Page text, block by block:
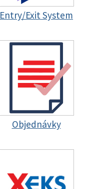
Entry/Exit System
Objednávky